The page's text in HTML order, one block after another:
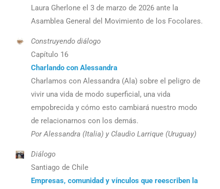
Laura Gherlone el 3 de marzo de 2026 ante la
Asamblea General del Movimiento de los Focolares.
Construyendo diálogo
Capítulo 16
Charlando con Alessandra
Charlamos con Alessandra (Ala) sobre el peligro de
vivir una vida de modo superficial, una vida
empobrecida y cómo esto cambiará nuestro modo
de relacionarnos con los demás.
Por Alessandra (Italia) y Claudio Larrique (Uruguay)
Diálogo
Santiago de Chile
Empresas, comunidad y vínculos que reescriben la